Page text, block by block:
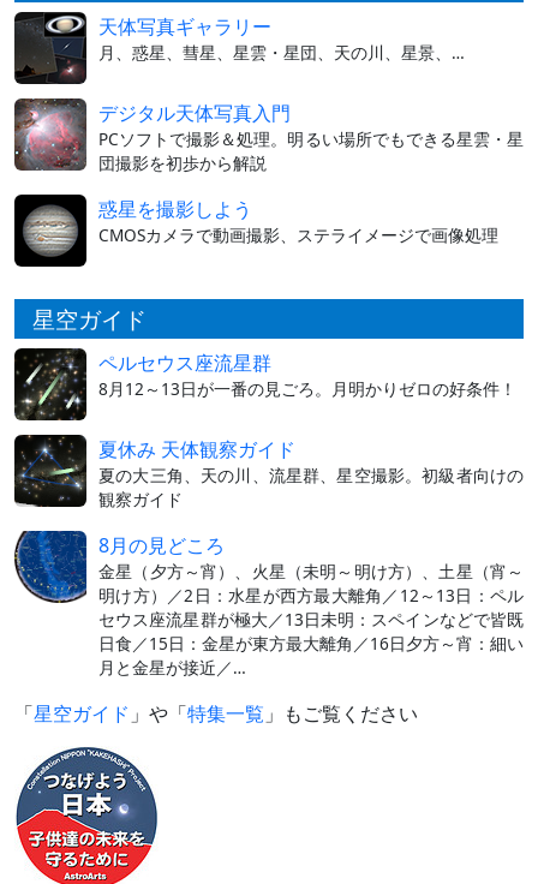
天体写真ギャラリー
月、惑星、彗星、星雲・星団、天の川、星景、…
デジタル天体写真入門
PCソフトで撮影＆処理。明るい場所でもできる星雲・星
団撮影を初歩から解説
惑星を撮影しよう
CMOSカメラで動画撮影、ステライメージで画像処理
星空ガイド
ペルセウス座流星群
8月12～13日が一番の見ごろ。月明かりゼロの好条件！
夏休み 天体観察ガイド
夏の大三角、天の川、流星群、星空撮影。初級者向けの
観察ガイド
8月の見どころ
金星（夕方～宵）、火星（未明～明け方）、土星（宵～
明け方）／2日：水星が西方最大離角／12～13日：ペル
セウス座流星群が極大／13日未明：スペインなどで皆既
日食／15日：金星が東方最大離角／16日夕方～宵：細い
月と金星が接近／…
「星空ガイド 」や「特集一覧 」もご覧ください